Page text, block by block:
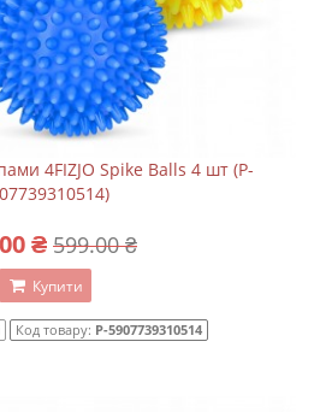
4FIZJO Spike Balls 4 шт (P-
₴ 599.00 ₴
Купити
Код товару: P-5907739310514